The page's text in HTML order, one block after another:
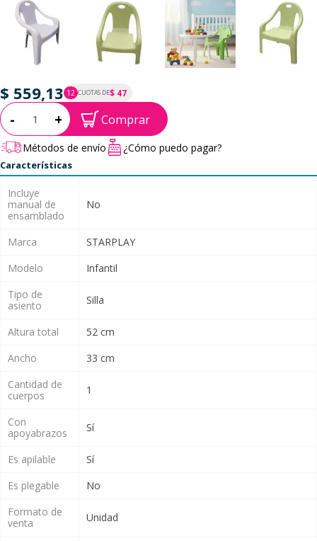
$ 559,13 12 CUOTAS DE$ 47
P.T.F. $ 559
Cantidad:
- + Comprar
Métodos de envío ¿Cómo puedo pagar?
Características
Incluye
manual de
ensamblado
No
Marca
STARPLAY
Modelo
Infantil
Tipo de
asiento
Silla
Altura total
52 cm
Ancho
33 cm
Cantidad de
cuerpos
1
Con
apoyabrazos
Sí
Es apilable
Sí
Es plegable
No
Formato de
venta
Unidad